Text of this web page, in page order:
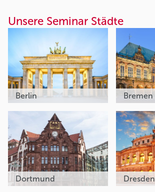
Unsere Seminar Städte
Berlin Bremen
Dortmund Dresden